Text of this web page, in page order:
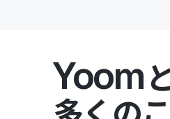
Yoom